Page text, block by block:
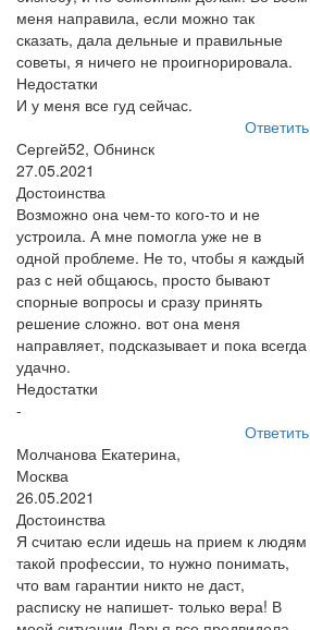
меня направила, если можно так
сказать, дала дельные и правильные
советы, я ничего не проигнорировала.
Недостатки
И у меня все гуд сейчас.
Ответить
Сергей52, Обнинск
27.05.2021
Достоинства
Возможно она чем-то кого-то и не
устроила. А мне помогла уже не в
одной проблеме. Не то, чтобы я каждый
раз с ней общаюсь, просто бывают
спорные вопросы и сразу принять
решение сложно. вот она меня
направляет, подсказывает и пока всегда
удачно.
Недостатки
-
Ответить
Молчанова Екатерина,
Москва
26.05.2021
Достоинства
Я считаю если идешь на прием к людям
такой профессии, то нужно понимать,
что вам гарантии никто не даст,
расписку не напишет- только вера! В